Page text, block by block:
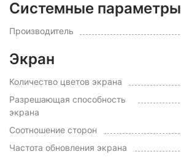
Системные параметры
Производитель
Экран
Количество цветов экрана
Разрешающая способность
экрана
Соотношение сторон
Частота обновления экрана